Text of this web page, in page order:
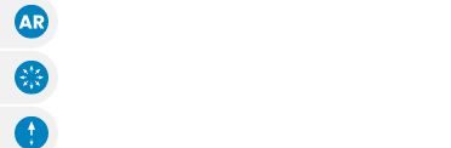
Augmented Reality
Explosions-Zeichnung
Animation